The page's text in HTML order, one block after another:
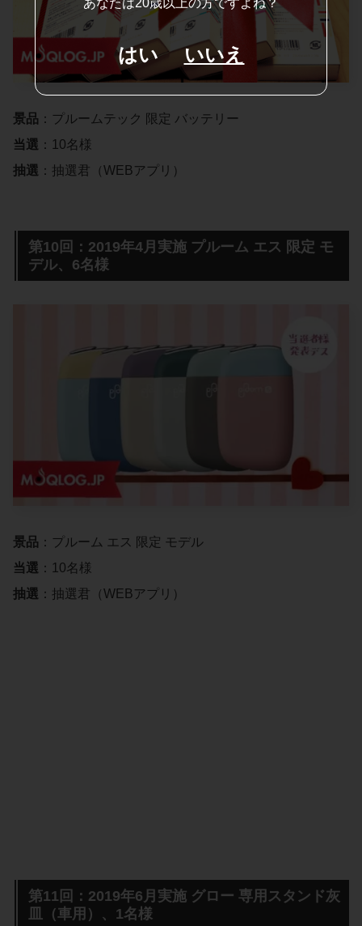
景品 ：プルームテック 限定 バッテリー
当選 ：10名様
抽選 ：抽選君（WEBアプリ）
第10回：2019年4月実施 プルーム エス 限定 モ
デル、6名様
景品 ：プルーム エス 限定 モデル
当選 ：10名様
抽選 ：抽選君（WEBアプリ）
第11回：2019年6月実施 グロー 専用スタンド灰
皿（車用）、1名様
あなたは20歳以上の方ですよね？
はい いいえ